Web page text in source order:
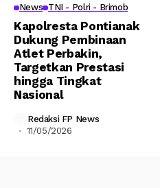
News TNI - Polri - Brimob
Kapolresta Pontianak
Dukung Pembinaan
Atlet Perbakin,
Targetkan Prestasi
hingga Tingkat
Nasional
Redaksi FP News
11/05/2026